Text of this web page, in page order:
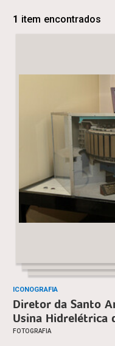
1 item encontrados
ICONOGRAFIA
Diretor da Santo
Usina Hidrelétrica
FOTOGRAFIA